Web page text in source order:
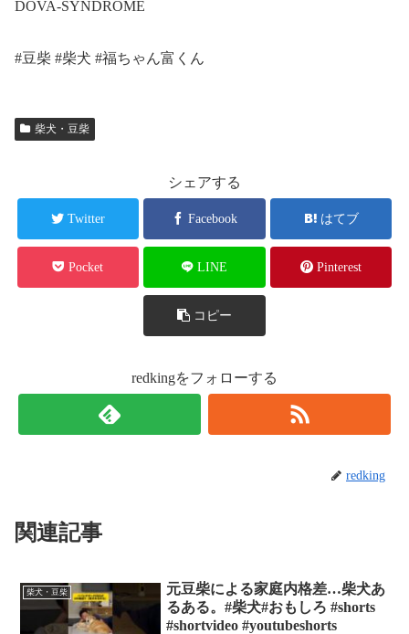
DOVA-SYNDROME
#豆柴 #柴犬 #福ちゃん富くん
柴犬・豆柴
シェアする
Twitter Facebook はてブ
Pocket LINE Pinterest
コピー
redkingをフォローする
redking
関連記事
柴犬・豆柴
元豆柴による家庭内格差…柴犬あ
るある。#柴犬#おもしろ #shorts
#shortvideo #youtubeshorts